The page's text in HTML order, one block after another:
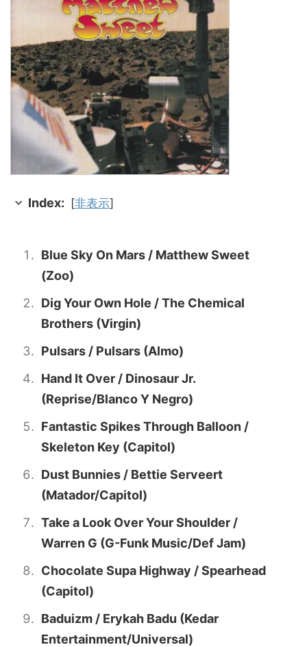
Index: [非表示]
Blue Sky On Mars / Matthew Sweet
(Zoo)
Dig Your Own Hole / The Chemical
Brothers (Virgin)
Pulsars / Pulsars (Almo)
Hand It Over / Dinosaur Jr.
(Reprise/Blanco Y Negro)
Fantastic Spikes Through Balloon /
Skeleton Key (Capitol)
Dust Bunnies / Bettie Serveert
(Matador/Capitol)
Take a Look Over Your Shoulder /
Warren G (G-Funk Music/Def Jam)
Chocolate Supa Highway / Spearhead
(Capitol)
Baduizm / Erykah Badu (Kedar
Entertainment/Universal)